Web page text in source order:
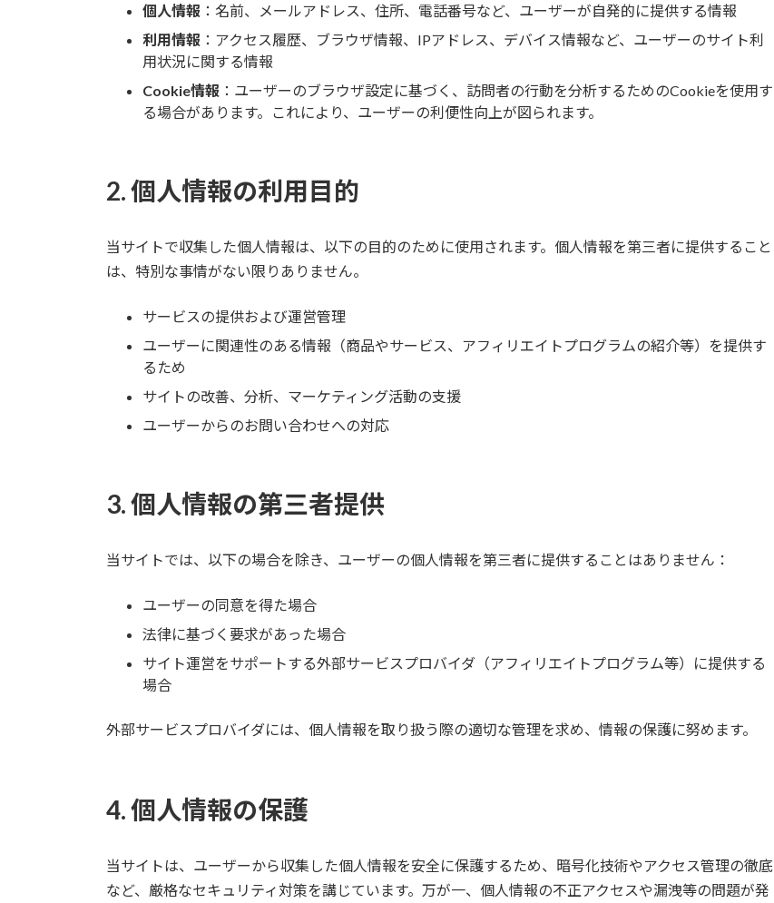
個人情報 ：名前、メールアドレス、住所、電話番号など、ユーザーが自発的に提供する情報
利用情報 ：アクセス履歴、ブラウザ情報、IPアドレス、デバイス情報など、ユーザーのサイト利
用状況に関する情報
Cookie情報 ：ユーザーのブラウザ設定に基づく、訪問者の行動を分析するためのCookieを使用す
る場合があります。これにより、ユーザーの利便性向上が図られます。
2. 個人情報の利用目的
当サイトで収集した個人情報は、以下の目的のために使用されます。個人情報を第三者に提供すること
は、特別な事情がない限りありません。
サービスの提供および運営管理
ユーザーに関連性のある情報（商品やサービス、アフィリエイトプログラムの紹介等）を提供す
るため
サイトの改善、分析、マーケティング活動の支援
ユーザーからのお問い合わせへの対応
3. 個人情報の第三者提供
当サイトでは、以下の場合を除き、ユーザーの個人情報を第三者に提供することはありません：
ユーザーの同意を得た場合
法律に基づく要求があった場合
サイト運営をサポートする外部サービスプロバイダ（アフィリエイトプログラム等）に提供する
場合
外部サービスプロバイダには、個人情報を取り扱う際の適切な管理を求め、情報の保護に努めます。
4. 個人情報の保護
当サイトは、ユーザーから収集した個人情報を安全に保護するため、暗号化技術やアクセス管理の徹底
など、厳格なセキュリティ対策を講じています。万が一、個人情報の不正アクセスや漏洩等の問題が発